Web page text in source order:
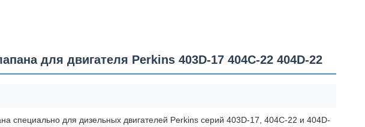
для двигателя Perkins 403D-17 404C-22 404D-22
специально для дизельных двигателей Perkins серий 403D-17, 404C-22 и 404D-